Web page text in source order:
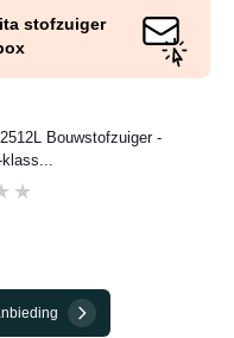
stofzuiger
Bouwstofzuiger -
klass...